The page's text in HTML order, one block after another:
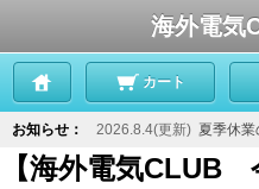
海外電気
カート
お知らせ： 2026.8.4(更新) 夏季休
【海外電気CLUB